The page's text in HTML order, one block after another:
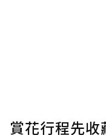
賞花行程先